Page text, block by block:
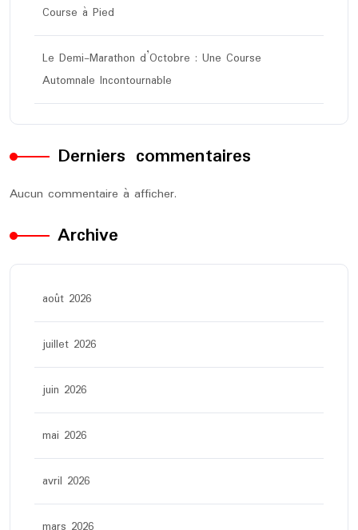
Course à Pied
Le Demi-Marathon d’Octobre : Une Course
Automnale Incontournable
Derniers commentaires
Aucun commentaire à afficher.
Archive
août 2026
juillet 2026
juin 2026
mai 2026
avril 2026